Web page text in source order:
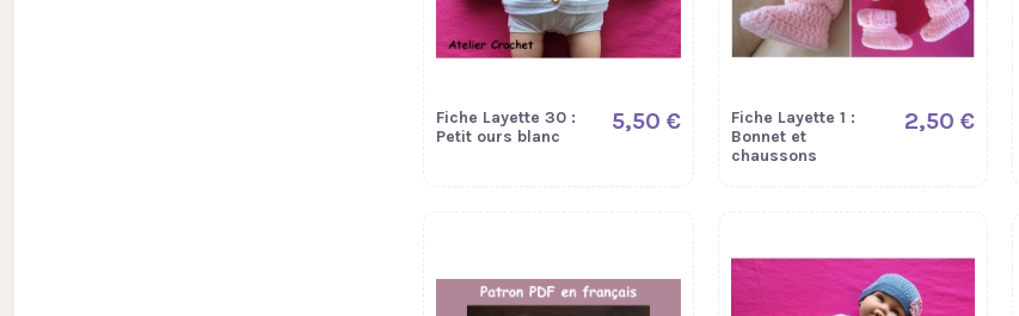
Fiche Layette 30 :
Petit ours blanc
5,50 €
Fiche Layette 1 :
Bonnet et
chaussons
2,50 €